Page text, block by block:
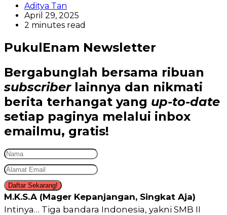
Aditya Tan
April 29, 2025
2 minutes read
PukulEnam Newsletter
Bergabunglah bersama ribuan
subscriberlainnya dan nikmati
berita terhangat yang up-to-date
setiap paginya melalui inbox
emailmu, gratis!
Daftar Sekarang!
M.K.S.A (Mager Kepanjangan, Singkat Aja)
Intinya… Tiga bandara Indonesia, yakni SMB II